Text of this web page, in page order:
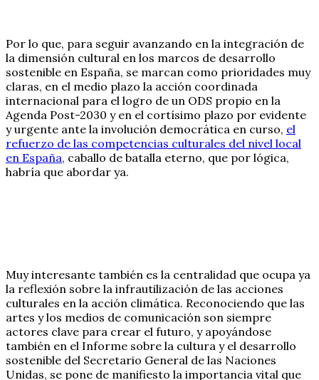
Por lo que, para seguir avanzando en la integración de
la dimensión cultural en los marcos de desarrollo
sostenible en España, se marcan como prioridades muy
claras, en el medio plazo la acción coordinada
internacional para el logro de un ODS propio en la
Agenda Post-2030 y en el cortísimo plazo por evidente
y urgente ante la involución democrática en curso, el
refuerzo de las competencias culturales del nivel local
en España, caballo de batalla eterno, que por lógica,
habría que abordar ya.
Muy interesante también es la centralidad que ocupa ya
la reflexión sobre la infrautilización de las acciones
culturales en la acción climática. Reconociendo que las
artes y los medios de comunicación son siempre
actores clave para crear el futuro, y apoyándose
también en el Informe sobre la cultura y el desarrollo
sostenible del Secretario General de las Naciones
Unidas, se pone de manifiesto la importancia vital que